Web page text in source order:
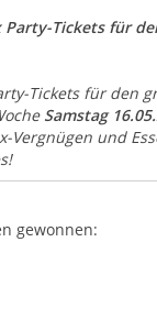
Tickets für
Tickets für den
Samstag
Vergnügen und
gewonnen: